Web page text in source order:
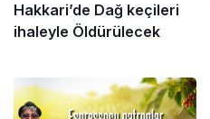
Hakkari’de Dağ keçileri
ihaleyle Öldürülecek